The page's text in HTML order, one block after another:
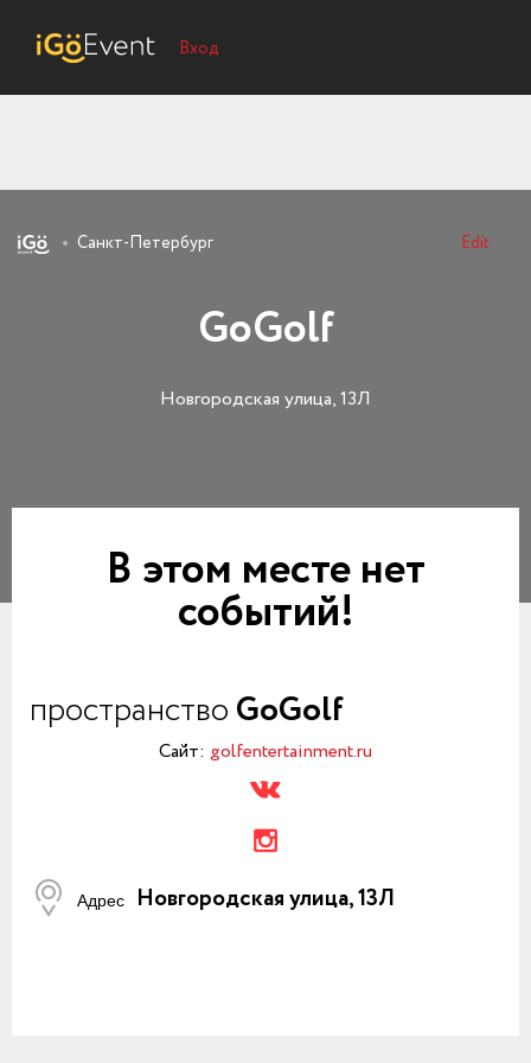
Вход
Санкт-Петербург Edit
GoGolf
Новгородская улица, 13Л
В этом месте нет
событий!
пространствоGoGolf
Сайт: golfentertainment.ru
Адрес Новгородская улица, 13Л